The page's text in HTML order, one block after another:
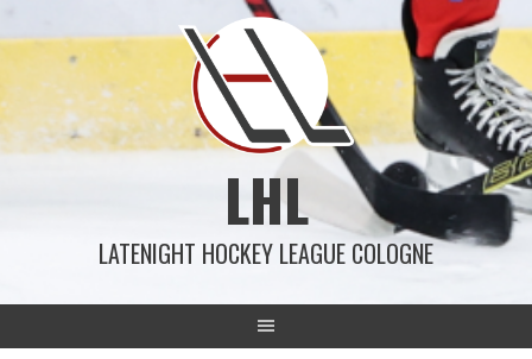
zum
LHL
LATENIGHT HOCKEY LEAGUE COLOGNE